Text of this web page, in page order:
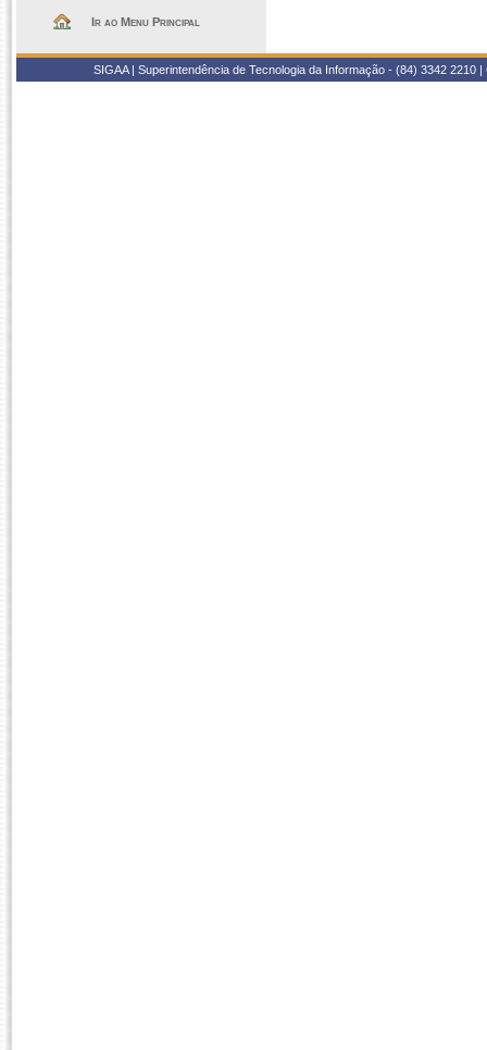
Ir ao Menu Principal
SIGAA | Superintendência de Tecnologia da Informação - (84) 3342